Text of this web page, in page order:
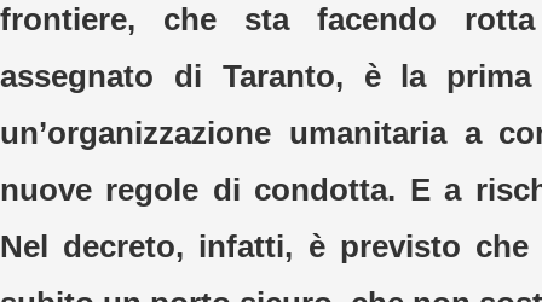
frontiere, che sta facendo
assegnato di Taranto, è la
un’organizzazione umanitaria a
nuove regole di condotta. E a
Nel decreto, infatti, è previsto